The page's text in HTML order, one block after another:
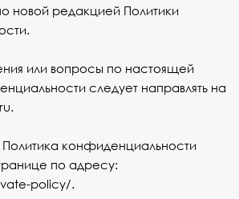
новой редакцией Политики
или вопросы по настоящей
следует направлять на
.
конфиденциальности
по адресу:
policy/.